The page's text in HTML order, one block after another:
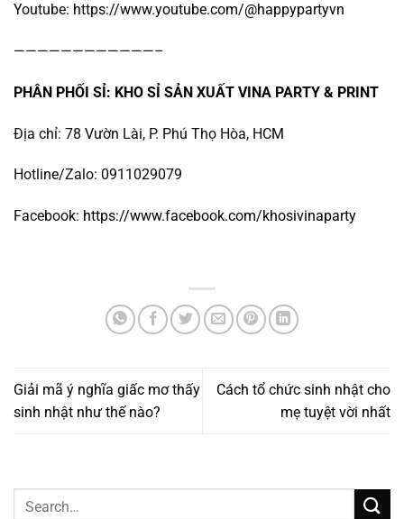
Youtube: https://www.youtube.com/@happypartyvn
————————————–
PHÂN PHỐI SỈ: KHO SỈ SẢN XUẤT VINA PARTY & PRINT
Địa chỉ: 78 Vườn Lài, P. Phú Thọ Hòa, HCM
Hotline/Zalo: 0911029079
Facebook: https://www.facebook.com/khosivinaparty
Giải mã ý nghĩa giấc mơ thấy
sinh nhật như thế nào?
Cách tổ chức sinh nhật cho
mẹ tuyệt vời nhất